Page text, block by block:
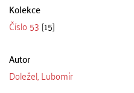
Kolekce
Číslo 53 [15]
Autor
Doležel, Lubomír